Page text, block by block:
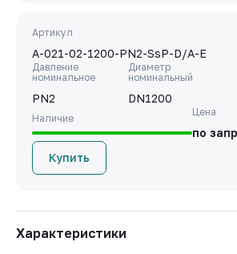
Артикул
A-021-02-1200-PN2-SsP-D/A-E
Давление
номинальное
PN2
Диаметр
номинальный
DN1200
Наличие
Цена
по
Купить
Характеристики